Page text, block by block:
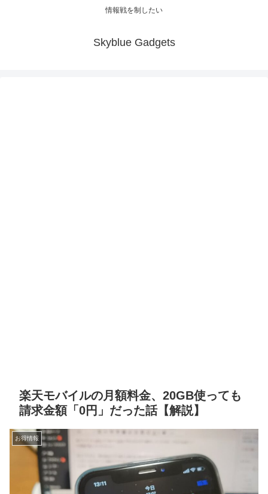
情報戦を制したい
Skyblue Gadgets
楽天モバイルの月額料金、20GB使っても
請求金額「0円」だった話【解説】
お得情報